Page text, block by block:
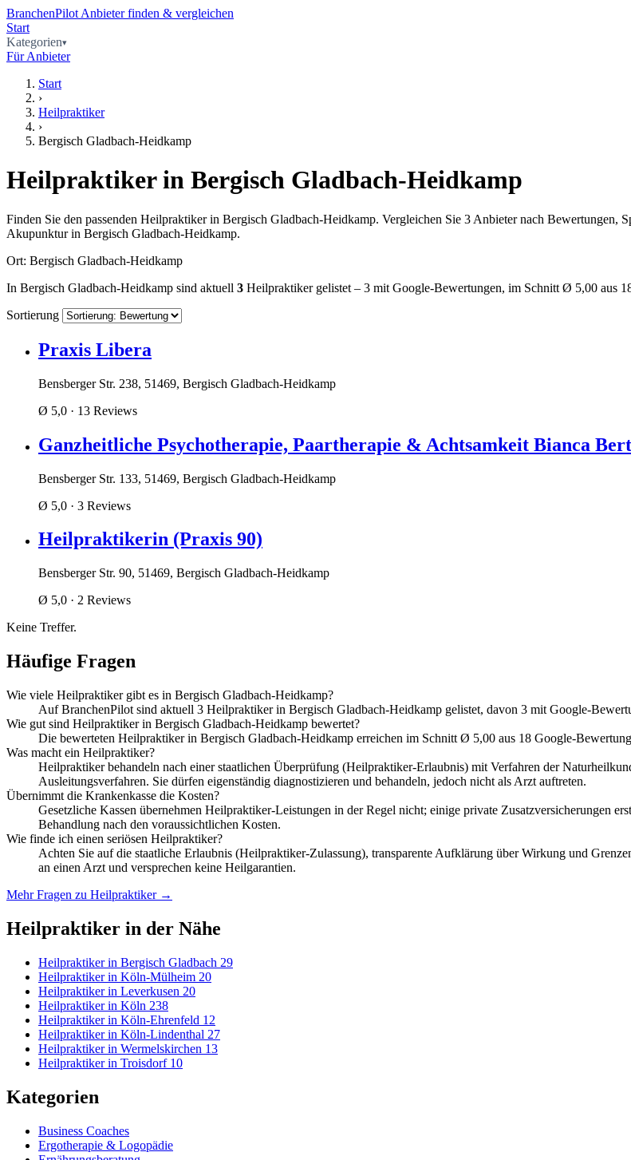
BranchenPilot Anbieter finden & vergleichen
Start
Kategorien
Für Anbieter
Start
›
Heilpraktiker
›
Bergisch Gladbach-Heidkamp
Heilpraktiker in Bergisch Gladbach-Heidkamp
Finden Sie den passenden Heilpraktiker in Bergisch Gladbach-Heidkamp. Vergleichen Sie 3 Anbieter nach
Akupunktur in Bergisch Gladbach-Heidkamp.
Ort: Bergisch Gladbach-Heidkamp
In Bergisch Gladbach-Heidkamp sind aktuell 3 Heilpraktiker gelistet – 3 mit Google-Bewertungen, im Schnitt Ø 5,00 aus
Sortierung
Praxis Libera
Bensberger Str. 238, 51469, Bergisch Gladbach-Heidkamp
Ø 5,0 · 13 Reviews
Ganzheitliche Psychotherapie, Paartherapie & Achtsamkeit Bianca
Bensberger Str. 133, 51469, Bergisch Gladbach-Heidkamp
Ø 5,0 · 3 Reviews
Heilpraktikerin (Praxis 90)
Bensberger Str. 90, 51469, Bergisch Gladbach-Heidkamp
Ø 5,0 · 2 Reviews
Keine Treffer.
Häufige Fragen
Wie viele Heilpraktiker gibt es in Bergisch Gladbach-Heidkamp?
Auf BranchenPilot sind aktuell 3 Heilpraktiker in Bergisch Gladbach-Heidkamp gelistet, davon 3 mit Google-
Wie gut sind Heilpraktiker in Bergisch Gladbach-Heidkamp bewertet?
Die bewerteten Heilpraktiker in Bergisch Gladbach-Heidkamp erreichen im Schnitt Ø 5,00 aus 18 Google-
Was macht ein Heilpraktiker?
Heilpraktiker behandeln nach einer staatlichen Überprüfung (Heilpraktiker-Erlaubnis) mit Verfahren der
Ausleitungsverfahren. Sie dürfen eigenständig diagnostizieren und behandeln, jedoch nicht als Arzt auftreten.
Übernimmt die Krankenkasse die Kosten?
Gesetzliche Kassen übernehmen Heilpraktiker-Leistungen in der Regel nicht; einige private Zusatzversicherungen
Behandlung nach den voraussichtlichen Kosten.
Wie finde ich einen seriösen Heilpraktiker?
Achten Sie auf die staatliche Erlaubnis (Heilpraktiker-Zulassung), transparente Aufklärung über Wirkung und
an einen Arzt und versprechen keine Heilgarantien.
Mehr Fragen zu Heilpraktiker →
Heilpraktiker in der Nähe
Heilpraktiker in Bergisch Gladbach 29
Heilpraktiker in Köln-Mülheim 20
Heilpraktiker in Leverkusen 20
Heilpraktiker in Köln 238
Heilpraktiker in Köln-Ehrenfeld 12
Heilpraktiker in Köln-Lindenthal 27
Heilpraktiker in Wermelskirchen 13
Heilpraktiker in Troisdorf 10
Kategorien
Business Coaches
Ergotherapie & Logopädie